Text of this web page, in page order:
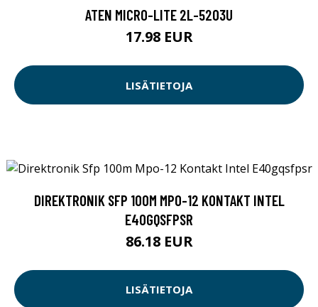
ATEN MICRO-LITE 2L-5203U
17.98 EUR
LISÄTIETOJA
DIREKTRONIK SFP 100M MPO-12 KONTAKT INTEL
E40GQSFPSR
86.18 EUR
LISÄTIETOJA